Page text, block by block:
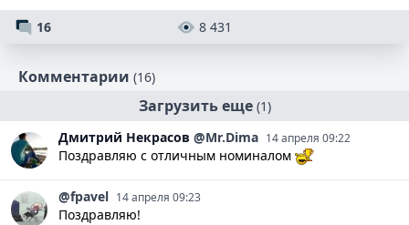
16 8 431
Комментарии (16)
Загрузить еще (1)
Дмитрий Некрасов @Mr.Dima 14 апреля 09:22
Поздравляю с отличным номиналом
@fpavel 14 апреля 09:23
Поздравляю!